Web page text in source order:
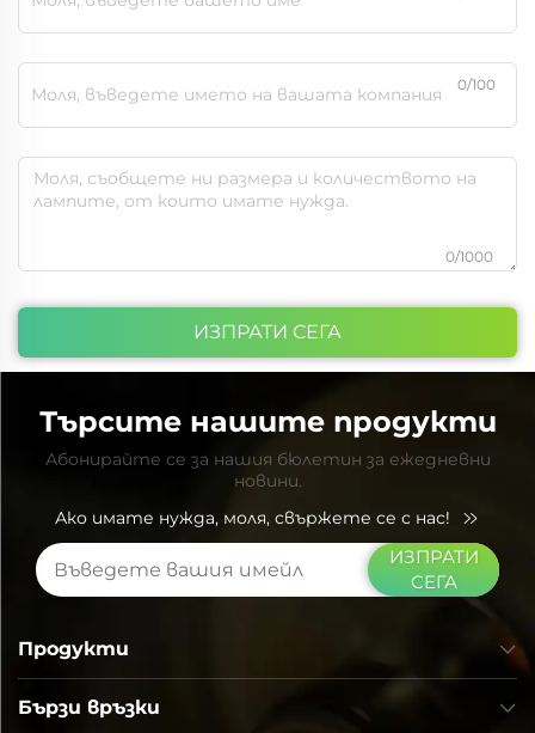
0/100
0/1000
ИЗПРАТИ СЕГА
Търсите нашите продукти
Абонирайте се за нашия бюлетин за ежедневни
новини.
Ако имате нужда, моля, свържете се с нас!
ИЗПРАТИ
СЕГА
Бързи връзки
Продукти